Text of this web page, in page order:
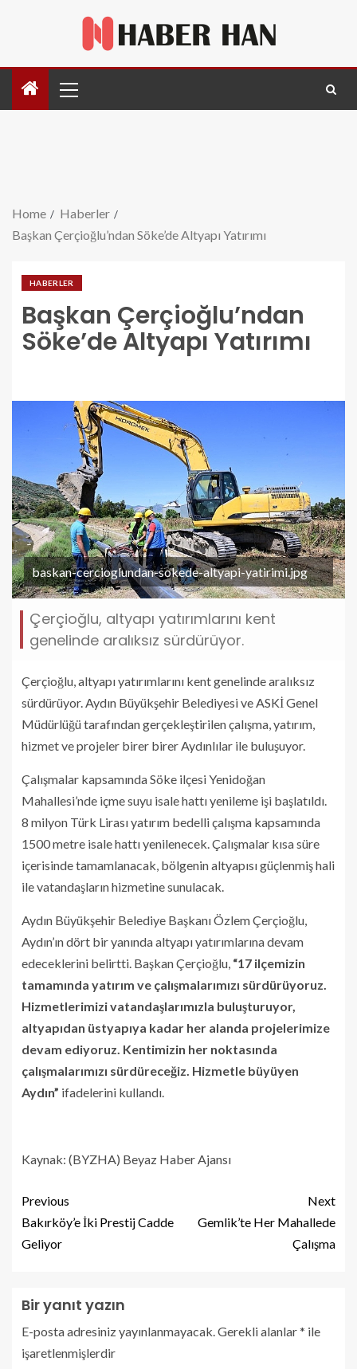
Home
Haberler
Başkan Çerçioğlu’ndan Söke’de Altyapı Yatırımı
HABERLER
Başkan Çerçioğlu’ndan
Söke’de Altyapı Yatırımı
baskan-cercioglundan-sokede-altyapi-yatirimi.jpg
Çerçioğlu, altyapı yatırımlarını kent
genelinde aralıksız sürdürüyor.
Çerçioğlu, altyapı yatırımlarını kent genelinde aralıksız
sürdürüyor. Aydın Büyükşehir Belediyesi ve ASKİ Genel
Müdürlüğü tarafından gerçekleştirilen çalışma, yatırım,
hizmet ve projeler birer birer Aydınlılar ile buluşuyor.
Çalışmalar kapsamında Söke ilçesi Yenidoğan
Mahallesi’nde içme suyu isale hattı yenileme işi başlatıldı.
8 milyon Türk Lirası yatırım bedelli çalışma kapsamında
1500 metre isale hattı yenilenecek. Çalışmalar kısa süre
içerisinde tamamlanacak, bölgenin altyapısı güçlenmiş hali
ile vatandaşların hizmetine sunulacak.
Aydın Büyükşehir Belediye Başkanı Özlem Çerçioğlu,
Aydın’ın dört bir yanında altyapı yatırımlarına devam
edeceklerini belirtti. Başkan Çerçioğlu, “17 ilçemizin
tamamında yatırım ve çalışmalarımızı sürdürüyoruz.
Hizmetlerimizi vatandaşlarımızla buluşturuyor,
altyapıdan üstyapıya kadar her alanda projelerimize
devam ediyoruz. Kentimizin her noktasında
çalışmalarımızı sürdüreceğiz. Hizmetle büyüyen
Aydın” ifadelerini kullandı.
Kaynak: (BYZHA) Beyaz Haber Ajansı
Previous
Bakırköy’e İki Prestij Cadde
Geliyor
Next
Gemlik’te Her Mahallede
Çalışma
Bir yanıt yazın
E-posta adresiniz yayınlanmayacak. Gerekli alanlar* ile
işaretlenmişlerdir